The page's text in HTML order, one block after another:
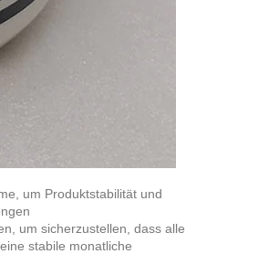
um Produktstabilität und
um sicherzustellen, dass alle
stabile monatliche